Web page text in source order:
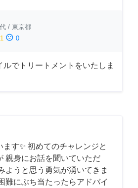
/ 東京都
1 sentiment_dissatisfied 0
でトリートメントをいたしま
す✨ 初めてのチャレンジと
親身にお話を聞いていただ
ようと思う勇気が湧いてきま
難にぶち当たったらアドバイ